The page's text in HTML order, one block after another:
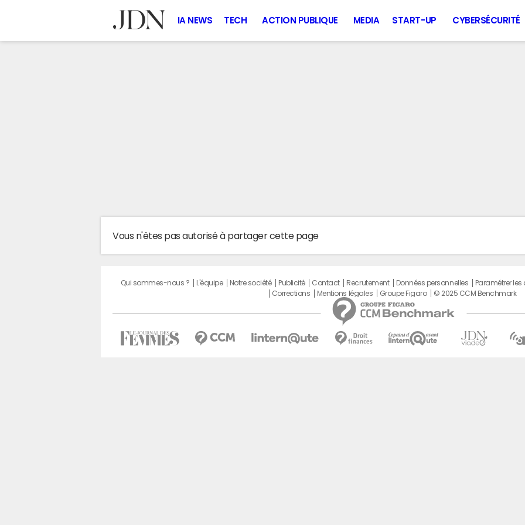
IA NEWS TECH ACTION PUBLIQUE MEDIA START-UP CYBERSÉCURITÉ
Vous n'êtes pas autorisé à partager cette page
Qui sommes-nous ? L'équipe Notre société Publicité Contact Recrutement Données personnelles Paramétrer les
Corrections
Mentions légales Groupe Figaro © 2025 CCM Benchmark